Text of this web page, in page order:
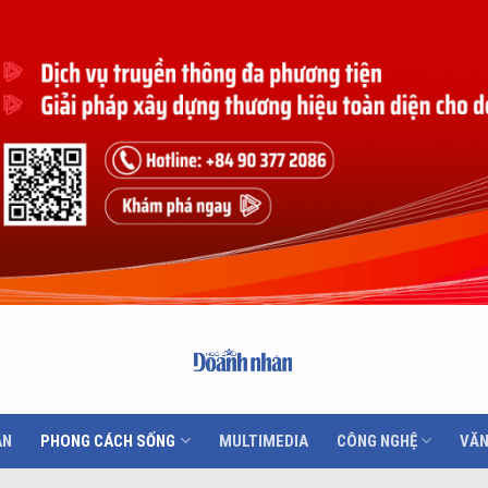
PHONG CÁCH SỐNG MULTIMEDIA CÔNG NGHỆ